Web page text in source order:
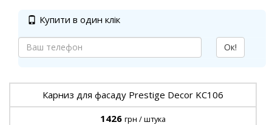
Купити в один клік
Ок!
Карниз для фасаду Prestige Decor KC106
1426 грн / штука